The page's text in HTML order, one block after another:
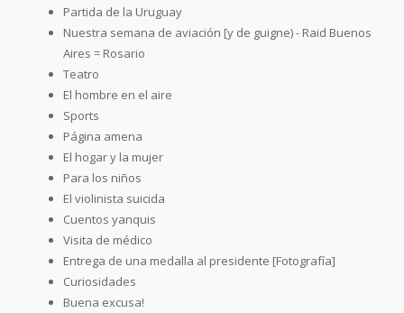
Partida de la Uruguay
Nuestra semana de aviación [y de guigne) - Raid Buenos
Aires = Rosario
Teatro
El hombre en el aire
Sports
Página amena
El hogar y la mujer
Para los niños
El violinista suicida
Cuentos yanquis
Visita de médico
Entrega de una medalla al presidente [Fotografía]
Curiosidades
Buena excusa!